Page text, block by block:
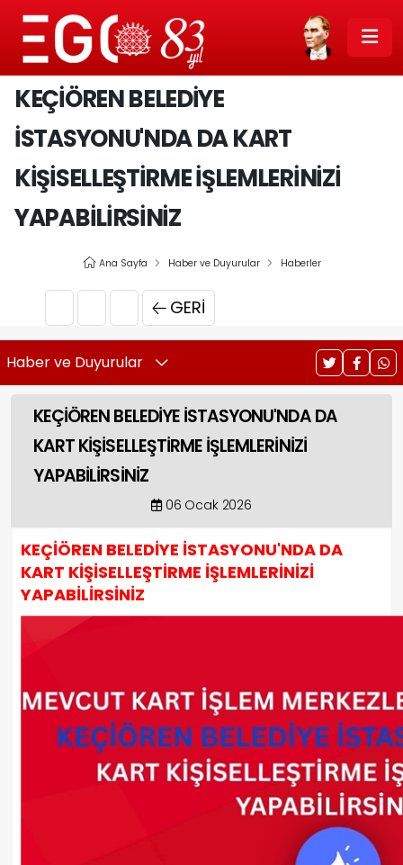
KEÇİÖREN BELEDİYE
İSTASYONU'NDA DA KART
KİŞİSELLEŞTİRME İŞLEMLERİNİZİ
YAPABİLİRSİNİZ
Ana Sayfa Haber ve Duyurular Haberler
GERI
Haber ve Duyurular
KEÇİÖREN BELEDİYE İSTASYONU'NDA DA
KART KİŞİSELLEŞTİRME İŞLEMLERİNİZİ
YAPABİLİRSİNİZ
06 Ocak 2026
KEÇİÖREN BELEDİYE İSTASYONU'NDA DA
KART KİŞİSELLEŞTİRME İŞLEMLERİNİZİ
YAPABİLİRSİNİZ